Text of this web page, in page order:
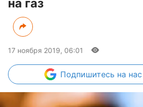
на газ
17 ноября 2019, 06:01
Подпишитесь на